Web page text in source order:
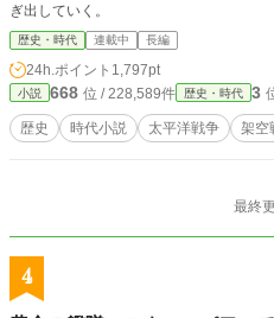
ぎ出していく。
歴史・時代 連載中 長編
24h.ポイント 1,797pt
小説 668 位 / 228,589件 歴史・時代 3
歴史 時代小説 太平洋戦争 架空
最終
4